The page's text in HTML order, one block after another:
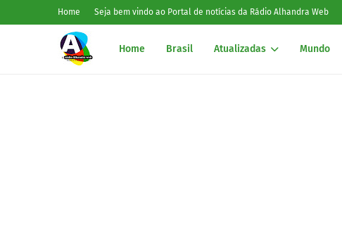
Home Seja bem vindo ao Portal de notícias da Rádio Alhandra Web
Home Brasil Atualizadas Mundo